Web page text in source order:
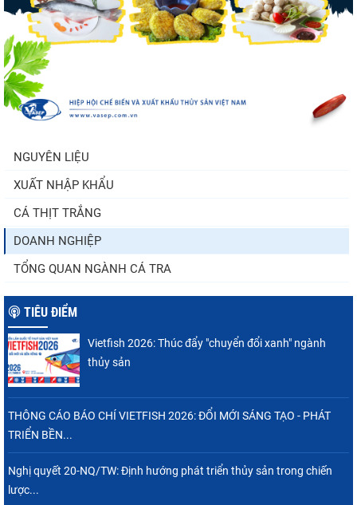
Nguồn cung giảm, giá cá rô phi Trung Quốc
tiếp tục tăng
Trung Quốc tăng mạnh nhập khẩu mực,
trong khi nguồn cung...
NGUYÊN LIỆU
XUẤT NHẬP KHẨU
CÁ THỊT TRẮNG
DOANH NGHIỆP
TỔNG QUAN NGÀNH CÁ TRA
TIÊU ĐIỂM
Vietfish 2026: Thúc đẩy "chuyển đổi xanh" ngành
thủy sản
THÔNG CÁO BÁO CHÍ VIETFISH 2026: ĐỔI MỚI SÁNG TẠO - PHÁT
TRIỂN BỀN...
Nghị quyết 20-NQ/TW: Định hướng phát triển thủy sản trong chiến
lược...